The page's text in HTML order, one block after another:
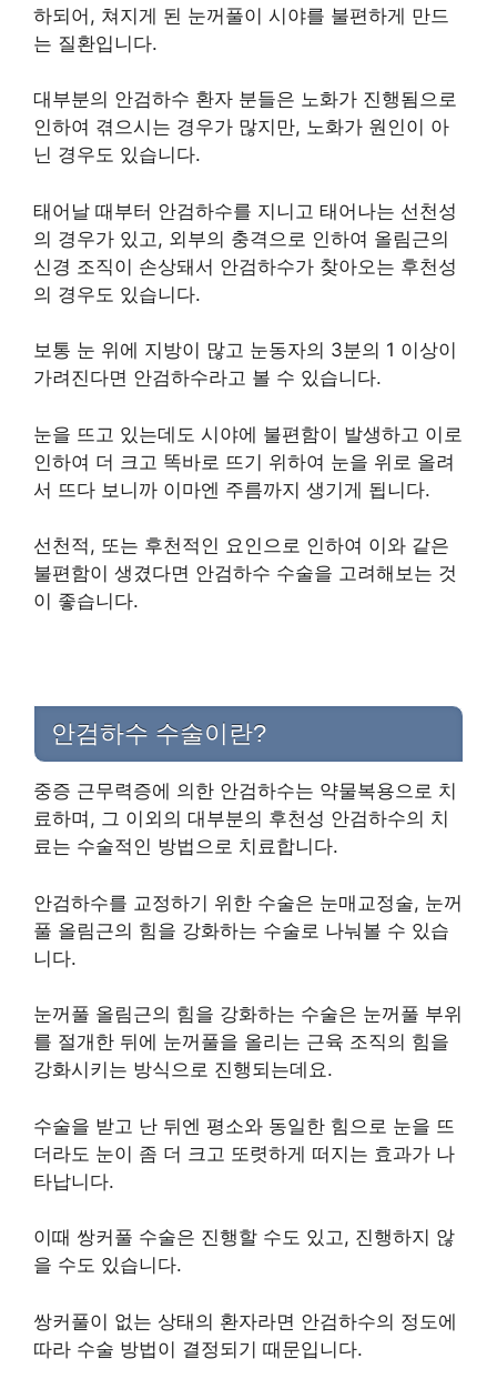
하되어, 쳐지게 된 눈꺼풀이 시야를 불편하게 만드
는 질환입니다.
대부분의 안검하수 환자 분들은 노화가 진행됨으로
인하여 겪으시는 경우가 많지만, 노화가 원인이 아
닌 경우도 있습니다.
태어날 때부터 안검하수를 지니고 태어나는 선천성
의 경우가 있고, 외부의 충격으로 인하여 올림근의
신경 조직이 손상돼서 안검하수가 찾아오는 후천성
의 경우도 있습니다.
보통 눈 위에 지방이 많고 눈동자의 3분의 1 이상이
가려진다면 안검하수라고 볼 수 있습니다.
눈을 뜨고 있는데도 시야에 불편함이 발생하고 이로
인하여 더 크고 똑바로 뜨기 위하여 눈을 위로 올려
서 뜨다 보니까 이마엔 주름까지 생기게 됩니다.
선천적, 또는 후천적인 요인으로 인하여 이와 같은
불편함이 생겼다면 안검하수 수술을 고려해보는 것
이 좋습니다.
안검하수 수술이란?
중증 근무력증에 의한 안검하수는 약물복용으로 치
료하며, 그 이외의 대부분의 후천성 안검하수의 치
료는 수술적인 방법으로 치료합니다.
안검하수를 교정하기 위한 수술은 눈매교정술, 눈꺼
풀 올림근의 힘을 강화하는 수술로 나눠볼 수 있습
니다.
눈꺼풀 올림근의 힘을 강화하는 수술은 눈꺼풀 부위
를 절개한 뒤에 눈꺼풀을 올리는 근육 조직의 힘을
강화시키는 방식으로 진행되는데요.
수술을 받고 난 뒤엔 평소와 동일한 힘으로 눈을 뜨
더라도 눈이 좀 더 크고 또렷하게 떠지는 효과가 나
타납니다.
이때 쌍커풀 수술은 진행할 수도 있고, 진행하지 않
을 수도 있습니다.
쌍커풀이 없는 상태의 환자라면 안검하수의 정도에
따라 수술 방법이 결정되기 때문입니다.